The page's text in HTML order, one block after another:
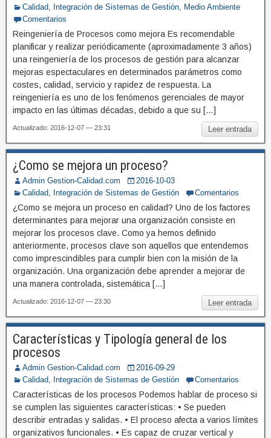
Calidad, Integración de Sistemas de Gestión, Medio Ambiente
Comentarios
Reingeniería de Procesos como mejora Es recomendable
planificar y realizar periódicamente (aproximadamente 3 años)
una reingeniería de los procesos de gestión para alcanzar
mejoras espectaculares en determinados parámetros como
costes, calidad, servicio y rapidez de respuesta. La
reingeniería es uno de los fenómenos gerenciales de mayor
impacto en las últimas décadas, debido a que su […]
Leer entrada
Actualizado: 2016-12-07 — 23:31
¿Como se mejora un proceso?
Admin Gestion-Calidad.com
2016-10-03
Calidad, Integración de Sistemas de Gestión Comentarios
¿Como se mejora un proceso en calidad? Uno de los factores
determinantes para mejorar una organización consiste en
mejorar los procesos clave. Como ya hemos definido
anteriormente, procesos clave son aquellos que entendemos
como imprescindibles para cumplir bien con la misión de la
organización. Una organización debe aprender a mejorar de
una manera controlada, sistemática […]
Leer entrada
Actualizado: 2016-12-07 — 23:30
Características y Tipología general de los
procesos
Admin Gestion-Calidad.com
2016-09-29
Calidad, Integración de Sistemas de Gestión Comentarios
Características de los procesos Podemos hablar de proceso si
se cumplen las siguientes características: • Se pueden
describir entradas y salidas. • El proceso afecta a varios límites
organizativos funcionales. • Es capaz de cruzar vertical y